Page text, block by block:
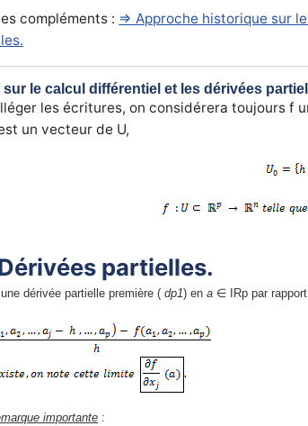
compléments : ⇒ Approche historique sur
le calcul différentiel et les dérivées
les écritures, on considérera toujours f
un vecteur de U,
partielles.
dérivée partielle première (dp1) ena ∈ IRp par
importante :